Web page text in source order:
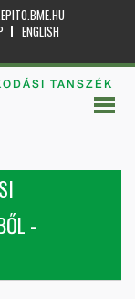
ENGLISH
TANSZÉK
-